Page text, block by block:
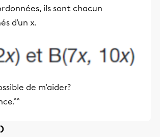
ils sont chacun
d'un x.
de m'aider?